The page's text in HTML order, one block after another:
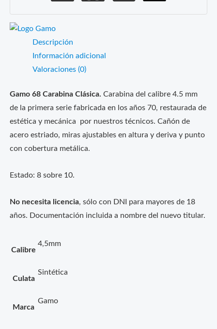
Descripción
Información adicional
Valoraciones (0)
Gamo 68 Carabina Clásica. Carabina del calibre 4.5 mm
de la primera serie fabricada en los años 70, restaurada de
estética y mecánica por nuestros técnicos. Cañón de
acero estriado, miras ajustables en altura y deriva y punto
con cobertura metálica.
Estado: 8 sobre 10.
No necesita licencia, sólo con DNI para mayores de 18
años. Documentación incluida a nombre del nuevo titular.
Calibre
4,5mm
Culata
Sintética
Marca
Gamo